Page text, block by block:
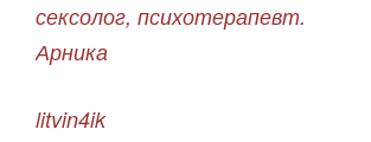
сексолог, психотерапевт.
Арника
litvin4ik